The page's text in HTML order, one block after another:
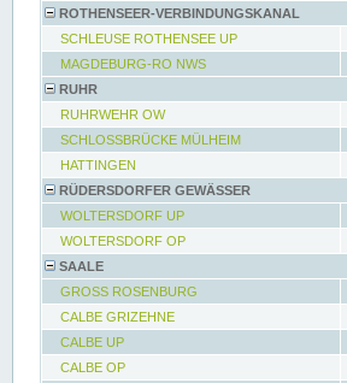
ROTHENSEER-VERBINDUNGSKANAL
SCHLEUSE ROTHENSEE UP
MAGDEBURG-RO NWS
RUHR
RUHRWEHR OW
SCHLOSSBRÜCKE MÜLHEIM
HATTINGEN
RÜDERSDORFER GEWÄSSER
WOLTERSDORF UP
WOLTERSDORF OP
SAALE
GROSS ROSENBURG
CALBE GRIZEHNE
CALBE UP
CALBE OP